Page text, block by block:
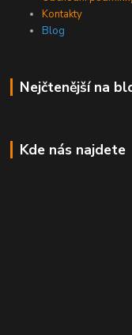
Kontakty
Blog
Nejčtenější na
Kde nás najdete